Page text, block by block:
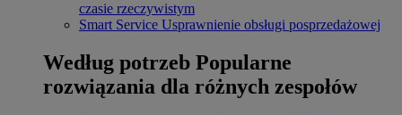
czasie rzeczywistym
Smart Service Usprawnienie obsługi posprzedażowej
Według potrzeb Popularne
rozwiązania dla różnych zespołów